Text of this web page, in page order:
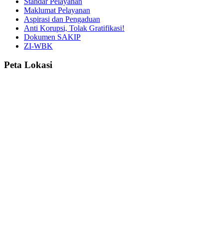
Maklumat Pelayanan
Aspirasi dan Pengaduan
Anti Korupsi, Tolak Gratifikasi!
Dokumen SAKIP
ZI-WBK
Peta Lokasi